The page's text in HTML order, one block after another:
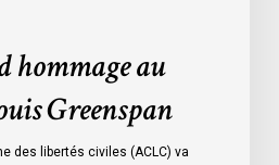
hommage au
Greenspan
des libertés civiles (ACLC) va